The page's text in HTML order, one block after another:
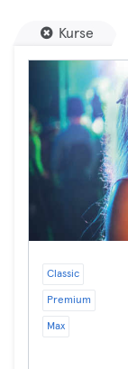
Kurse
Classic
Premium
Max